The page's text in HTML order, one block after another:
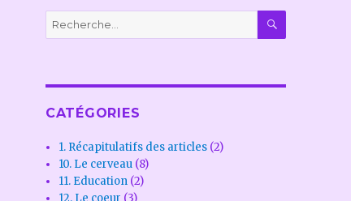
Recherche
pour :
CATÉGORIES
1. Récapitulatifs des articles (2)
10. Le cerveau (8)
11. Education (2)
12. Le coeur (3)